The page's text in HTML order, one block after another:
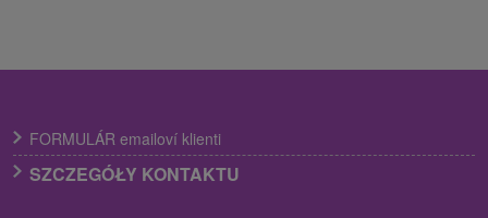
FORMULÁR emailoví klienti
SZCZEGÓŁY KONTAKTU